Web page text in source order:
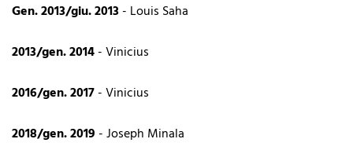
Gen. 2013/giu. 2013- Louis Saha
2013/gen. 2014- Vinicius
2016/gen. 2017- Vinicius
2018/gen. 2019 - Joseph Minala